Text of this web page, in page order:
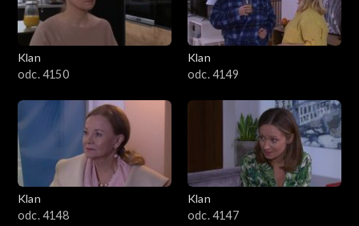
Klan
odc. 4150
Klan
odc. 4149
Klan
odc. 4148
Klan
odc. 4147